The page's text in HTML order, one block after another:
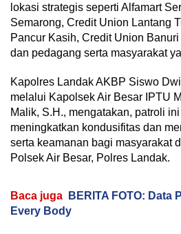
lokasi strategis seperti Alfamart
Semarong, Credit Union Lantang
Pancur Kasih, Credit Union
dan pedagang serta masyarakat
Kapolres Landak AKBP Siswo
melalui Kapolsek Air Besar IPTU
Malik, S.H., mengatakan, patroli
meningkatkan kondusifitas dan
serta keamanan bagi masyarakat
Polsek Air Besar, Polres Landak.
Baca juga
BERITA FOTO: Data
Every Body